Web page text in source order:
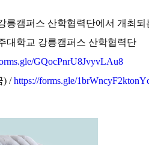
릉캠퍼스 산학협력단에서 개최
대학교 강릉캠퍼스 산학협력단
GQocPnrU8JvyvLAu8
) /https://forms.gle/